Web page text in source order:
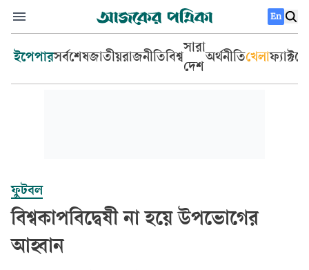
En
ইপেপারসর্বশেষজাতীয়রাজনীতিবিশ্ব
সারা
দেশ
অর্থনীতিখেলা
ফুটবল
বিশ্বকাপবিদ্বেষী না হয়ে উপভোগের
আহ্বান